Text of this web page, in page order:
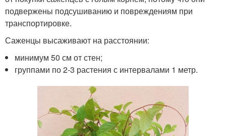
подвержены подсушиванию и повреждениям при
транспортировке.
Саженцы высаживают на расстоянии:
минимум 50 см от стен;
группами по 2-3 растения с интервалами 1 метр.